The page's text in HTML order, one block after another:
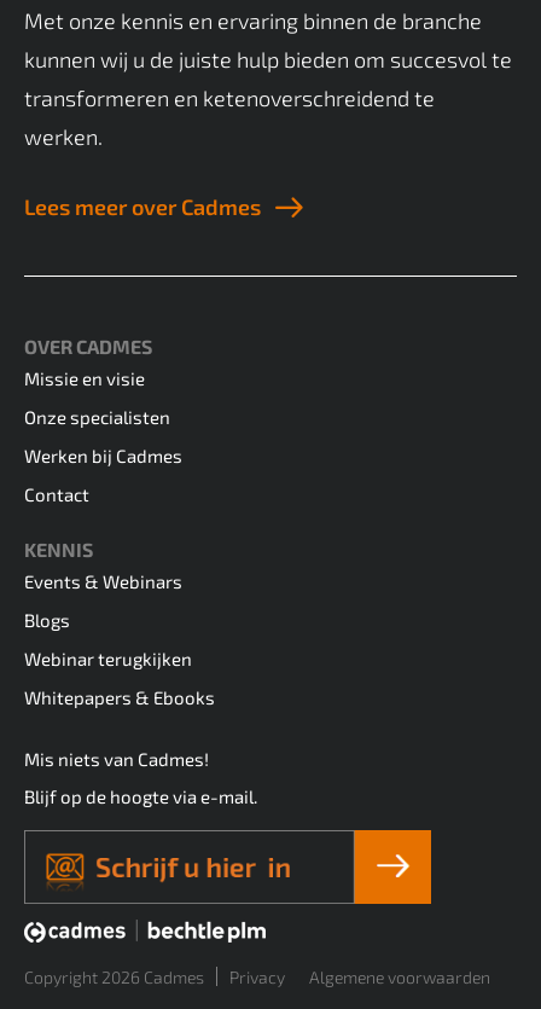
Met onze kennis en ervaring binnen de branche
kunnen wij u de juiste hulp bieden om succesvol te
transformeren en ketenoverschreidend te
werken.
Lees meer over Cadmes
OVER CADMES
Missie en visie
Onze specialisten
Werken bij Cadmes
Contact
KENNIS
Events & Webinars
Blogs
Webinar terugkijken
Whitepapers & Ebooks
Mis niets van Cadmes!
Blijf op de hoogte via e-mail.
Copyright 2026 Cadmes Privacy Algemene voorwaarden